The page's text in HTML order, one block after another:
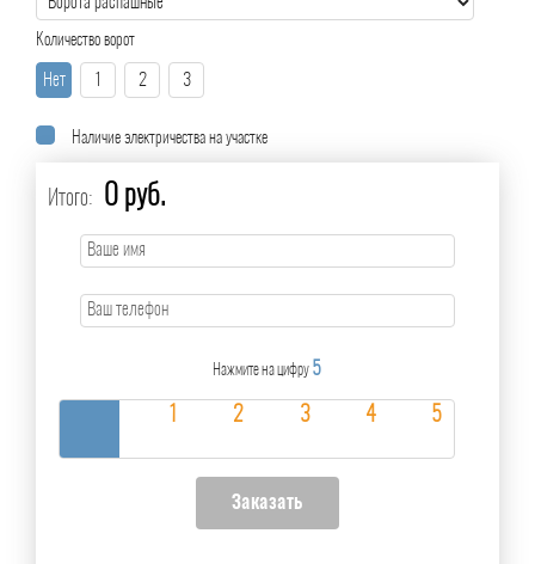
Количество ворот
Нет 2 3
Наличие электричества на участке
Итого: 0 руб.
Нажмите на цифру 5